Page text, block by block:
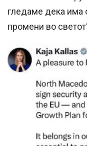
гледаме дека има
промени во